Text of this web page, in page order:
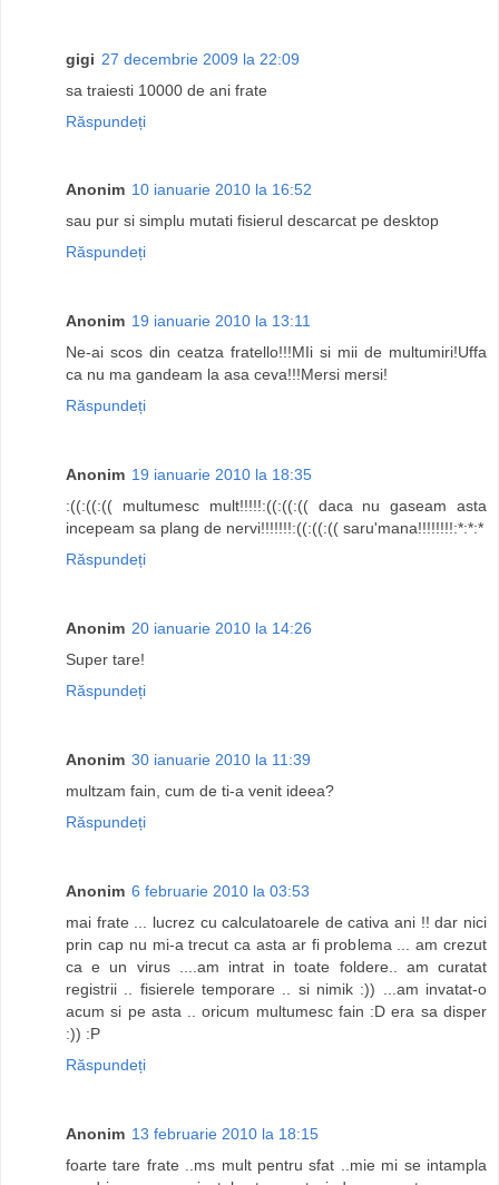
gigi 27 decembrie 2009 la 22:09
sa traiesti 10000 de ani frate
Răspundeți
Anonim 10 ianuarie 2010 la 16:52
sau pur si simplu mutati fisierul descarcat pe desktop
Răspundeți
Anonim 19 ianuarie 2010 la 13:11
Ne-ai scos din ceatza fratello!!!MIi si mii de multumiri!Uffa
ca nu ma gandeam la asa ceva!!!Mersi mersi!
Răspundeți
Anonim 19 ianuarie 2010 la 18:35
:((:((:(( multumesc mult!!!!!:((:((:(( daca nu gaseam asta
incepeam sa plang de nervi!!!!!!!:((:((:(( saru'mana!!!!!!!!:*:*:*
Răspundeți
Anonim 20 ianuarie 2010 la 14:26
Super tare!
Răspundeți
Anonim 30 ianuarie 2010 la 11:39
multzam fain, cum de ti-a venit ideea?
Răspundeți
Anonim 6 februarie 2010 la 03:53
mai frate ... lucrez cu calculatoarele de cativa ani !! dar nici
prin cap nu mi-a trecut ca asta ar fi problema ... am crezut
ca e un virus ....am intrat in toate foldere.. am curatat
registrii .. fisierele temporare .. si nimik :)) ...am invatat-o
acum si pe asta .. oricum multumesc fain :D era sa disper
:)) :P
Răspundeți
Anonim 13 februarie 2010 la 18:15
foarte tare frate ..ms mult pentru sfat ..mie mi se intampla